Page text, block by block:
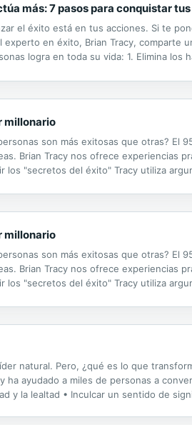
más: 7 pasos para conquistar
el éxito está en tus acciones. Si te
experto en éxito, Brian Tracy, comparte
logra en toda su vida: 1. Elimina
millonario
son más exitosas que otras? El
Brian Tracy nos ofrece experiencias
los "secretos del éxito" Tracy utiliza
millonario
son más exitosas que otras? El
Brian Tracy nos ofrece experiencias
los "secretos del éxito" Tracy utiliza
natural. Pero, ¿qué es lo que
ha ayudado a miles de personas a
y la lealtad • Inculcar un sentido de